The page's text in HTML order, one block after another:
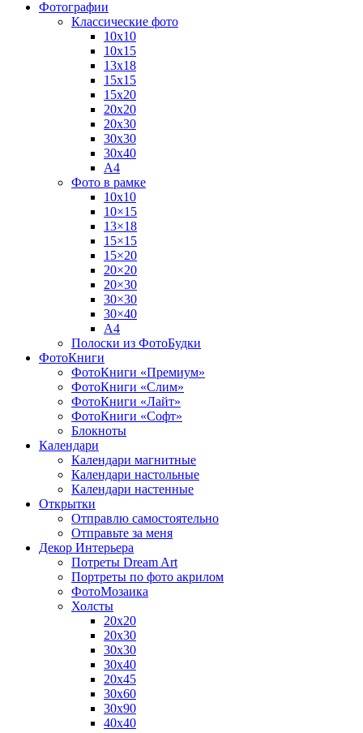
Фотографии
Классические фото
10х10
10х15
13х18
15х15
15х20
20х20
20х30
30х30
30х40
А4
Фото в рамке
10х10
10×15
13×18
15×15
15×20
20×20
20×30
30×30
30×40
A4
Полоски из ФотоБудки
ФотоКниги
ФотоКниги «Премиум»
ФотоКниги «Слим»
ФотоКниги «Лайт»
ФотоКниги «Софт»
Блокноты
Календари
Календари магнитные
Календари настольные
Календари настенные
Открытки
Отправлю самостоятельно
Отправьте за меня
Декор Интерьера
Потреты Dream Art
Портреты по фото акрилом
ФотоМозаика
Холсты
20х20
20х30
30х30
30х40
20х45
30х60
30х90
40х40